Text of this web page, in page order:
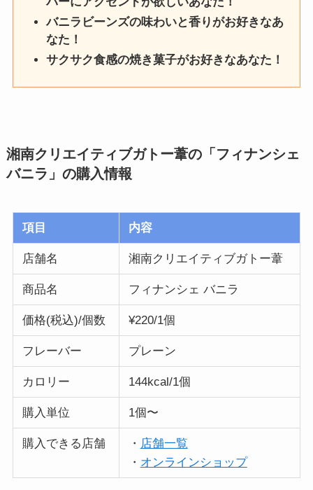
バニラビーンズの味わいと香りがお好きなあ
なた！
サクサク食感の焼き菓子がお好きなあなた！
湘南クリエイティブガトー葦の「フィナンシェ
バニラ」 の購入情報
項目 内容
店舗名 湘南クリエイティブガトー葦
商品名 フィナンシェ バニラ
価格(税込)/個数 ¥220/1個
フレーバー プレーン
カロリー 144kcal/1個
購入単位 1個〜
購入できる店舗 ・ 店舗一覧
・ オンラインショップ